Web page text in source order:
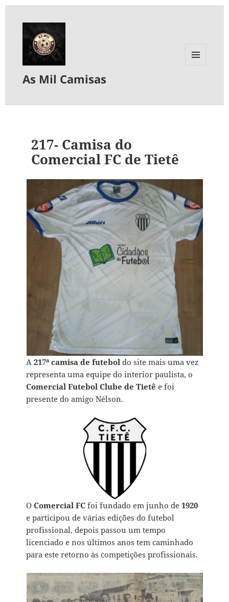
As Mil Camisas
217- Camisa do
Comercial FC de Tietê
A217ª camisa de futebol do site mais uma vez
representa uma equipe do interior paulista, o
Comercial Futebol Clube de Tietê e foi
presente do amigo Nélson.
OComercial FC foi fundado em junho de1920
e participou de várias ediç˜ões do futebol
profissional, depois passou um tempo
licenciado e nos últimos anos tem caminhado
para este retorno às competições profissionais.